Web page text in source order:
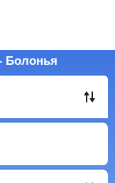
Болонья